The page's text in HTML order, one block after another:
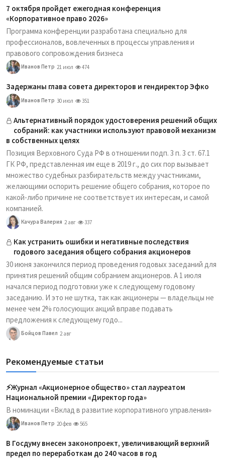
7 октября пройдет ежегодная конференция
«Корпоративное право 2026»
Программа конференции разработана специально для
профессионалов, вовлеченных в процессы управления и
правового сопровождения бизнеса
Иванов Петр 21 июл 474
Задержаны глава совета директоров и гендиректор Эфко
Иванов Петр 30 июл 351
Альтернативный порядок удостоверения решений общих
собраний: как участники используют правовой механизм
в собственных целях
Позиция Верховного Суда РФ в отношении подп. 3 п. 3 ст. 67.1
ГК РФ, представленная им еще в 2019 г., до сих пор вызывает
множество судебных разбирательств между участниками,
желающими оспорить решение общего собрания, которое по
какой-либо причине не соответствует их интересам, и самой
компанией.
Качура Валерия 2 авг 337
Как устранить ошибки и негативные последствия
годового заседания общего собрания акционеров
30 июня закончился период проведения годовых заседаний для
принятия решений общим собранием акционеров. А 1 июля
начался период подготовки уже к следующему годовому
заседанию. И это не шутка, так как акционеры — владельцы не
менее чем 2% голосующих акций вправе подавать
предложения к следующему годо...
Бойцов Павел 2 авг
Рекомендуемые статьи
⚡️Журнал «Акционерное общество» стал лауреатом
Национальной премии «Директор года»
В номинации «Вклад в развитие корпоративного управления»
Иванов Петр 20 фев 565
В Госдуму внесен законопроект, увеличивающий верхний
предел по переработкам до 240 часов в год